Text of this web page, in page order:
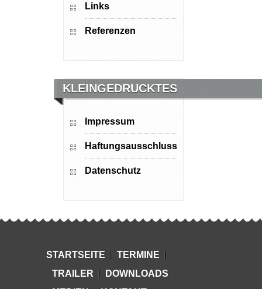
Links
Referenzen
KLEINGEDRUCKTES
Impressum
Haftungsausschluss
Datenschutz
STARTSEITE
TERMINE
TRAILER
DOWNLOADS